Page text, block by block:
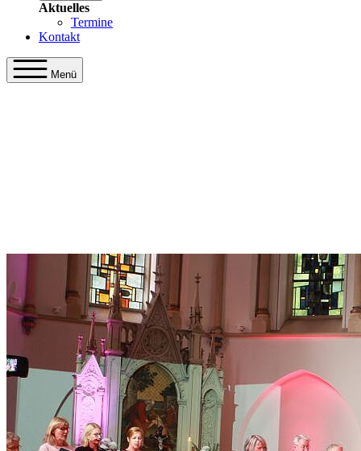
Aktuelles
Termine
Kontakt
Menü